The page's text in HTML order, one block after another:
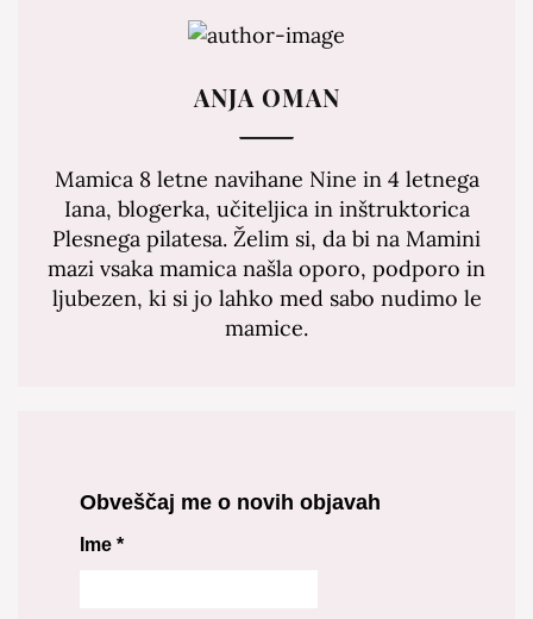
ANJA OMAN
Mamica 8 letne navihane Nine in 4 letnega
Iana, blogerka, učiteljica in inštruktorica
Plesnega pilatesa. Želim si, da bi na Mamini
mazi vsaka mamica našla oporo, podporo in
ljubezen, ki si jo lahko med sabo nudimo le
mamice.
Obveščaj me o novih objavah
Ime *